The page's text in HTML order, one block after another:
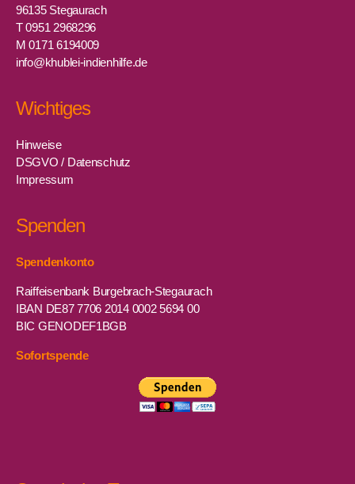
96135 Stegaurach
T 0951 2968296
M 0171 6194009
info@khublei-indienhilfe.de
Wichtiges
Hinweise
DSGVO / Datenschutz
Impressum
Spenden
Spendenkonto
Raiffeisenbank Burgebrach-Stegaurach
IBAN DE87 7706 2014 0002 5694 00
BIC GENODEF1BGB
Sofortspende